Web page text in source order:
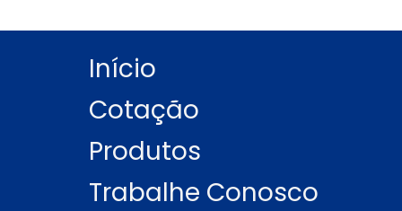
Início
Cotação
Produtos
Trabalhe Conosco